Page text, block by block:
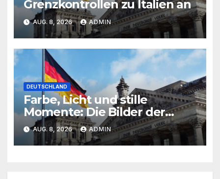
Grenzkontrollen zu Italien an
AUG. 8, 2026 ADMIN
DEUTSCHLAND
Farbe, Licht und stille
Momente: Die Bilder der
Woche 32
AUG. 8, 2026 ADMIN